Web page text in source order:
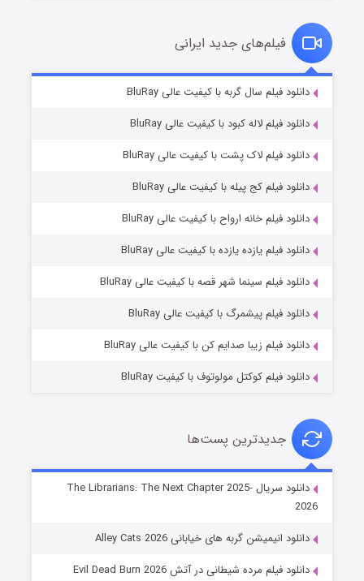
قسمت۶ (زیرنویس) منتشر شد
شوهر
فیلم‌های جدید ایرانی
دانلود فیلم سال گربه با کیفیت عالی BluRay
دانلود فیلم لاله کبود با کیفیت عالی BluRay
دانلود فیلم لاک پشت با کیفیت عالی BluRay
دانلود فیلم کج‌ پیله با کیفیت عالی BluRay
دانلود فیلم خانه ارواح با کیفیت عالی BluRay
دانلود فیلم یازده یازده با کیفیت عالی BluRay
دانلود فیلم سینما شهر قصه با کیفیت عالی BluRay
دانلود فیلم پیشمرگ با کیفیت عالی BluRay
دانلود فیلم زیبا صدایم کن با کیفیت عالی BluRay
دانلود فیلم کوکتل مولوتوف با کیفیت BluRay
جدیدترین پست‌ها
دانلود سریال The Librarians: The Next Chapter 2025-
2026
دانلود انیمیشن گربه های خیابانی Alley Cats 2026
دانلود فیلم مرده شیطانی در آتش Evil Dead Burn 2026